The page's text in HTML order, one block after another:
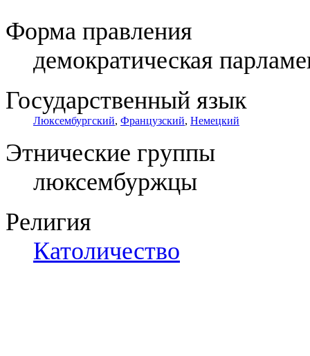
Форма правления
демократическая
Государственный язык
Люксембургский, Французский, Немецкий
Этнические группы
люксембуржцы
Религия
Католичество